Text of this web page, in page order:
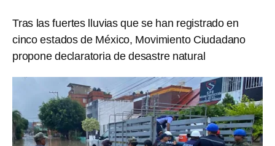
Tras las fuertes lluvias que se han registrado en
cinco estados de México, Movimiento Ciudadano
propone declaratoria de desastre natural